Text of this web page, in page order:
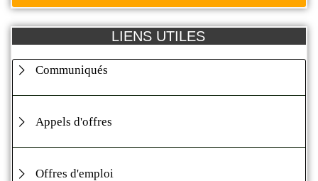
LIENS UTILES
Communiqués
Appels d'offres
Offres d'emploi